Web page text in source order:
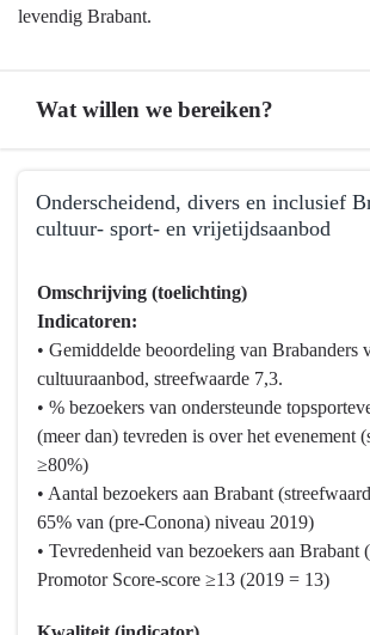
levendig Brabant.
Wat willen we bereiken?
navigatie
Programma
Vrijetijd,
Cultuur,
Sport
Erfgoed
willen
Onderscheidend, divers en inclusief
cultuur- sport- en vrijetijdsaanbod
naar
navigatie
Programma
Vrijetijd,
Cultuur,
Sport
Erfgoed
Omschrijving (toelichting)
Indicatoren:
• Gemiddelde beoordeling van Brabanders
cultuuraanbod, streefwaarde 7,3.
• % bezoekers van ondersteunde
(meer dan) tevreden is over het evenement
≥80%)
• Aantal bezoekers aan Brabant
65% van (pre-Conona) niveau 2019)
• Tevredenheid van bezoekers aan Brabant
Promotor Score-score ≥13 (2019 = 13)